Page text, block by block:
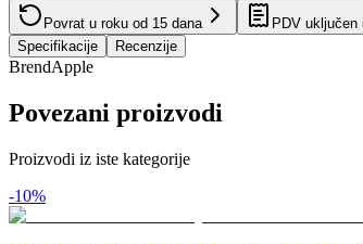
Povrat u roku od 15 dana PDV uključen
Specifikacije
Recenzije
BrendApple
Povezani proizvodi
Proizvodi iz iste kategorije
-10%